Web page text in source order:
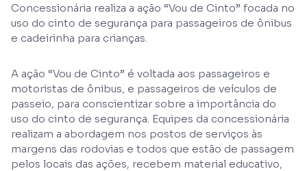
Concessionária realiza a ação “Vou de Cinto” focada no
uso do cinto de segurança para passageiros de ônibus
e cadeirinha para crianças.
A ação “Vou de Cinto” é voltada aos passageiros e
motoristas de ônibus, e passageiros de veículos de
passeio, para conscientizar sobre a importância do
uso do cinto de segurança. Equipes da concessionária
realizam a abordagem nos postos de serviços às
margens das rodovias e todos que estão de passagem
pelos locais das ações, recebem material educativo,